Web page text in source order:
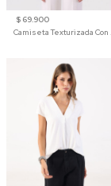
$ 69.900